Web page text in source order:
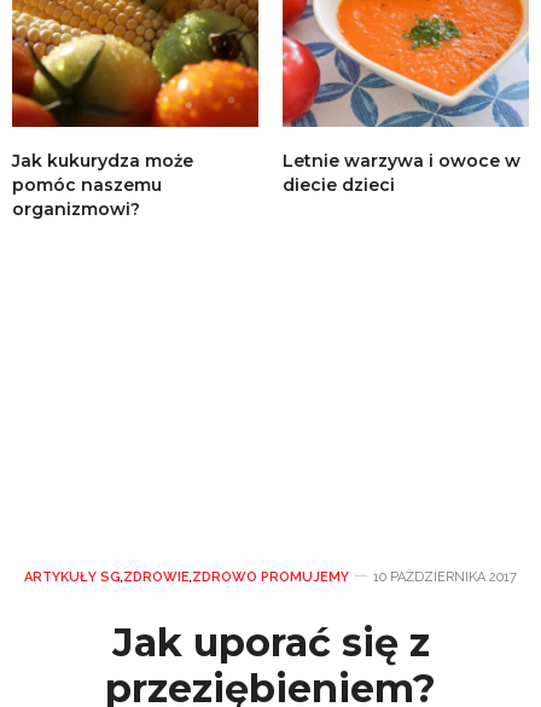
Jak kukurydza może
pomóc naszemu
organizmowi?
Letnie warzywa i owoce w
diecie dzieci
ARTYKUŁY SG,ZDROWIE,ZDROWO PROMUJEMY 10 PAŹDZIERNIKA 2017
Jak uporać się z
przeziębieniem?